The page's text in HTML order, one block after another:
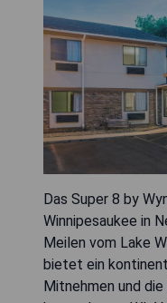
Das Super 8 by
Winnipesaukee in
Meilen vom Lake
bietet ein
Mitnehmen und